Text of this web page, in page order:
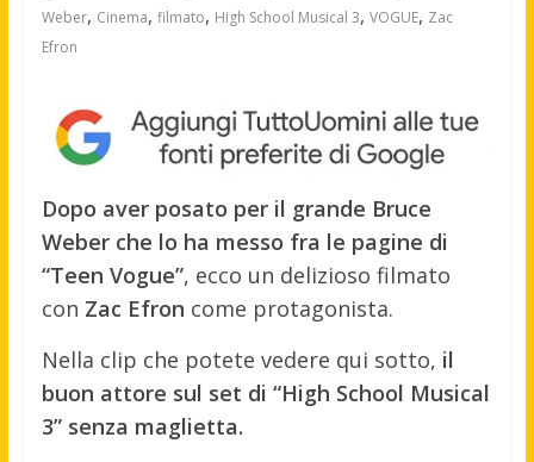
Weber, Cinema, filmato, High School Musical 3, VOGUE, Zac
Efron
Dopo aver posato per il grande Bruce
Weber che lo ha messo fra le pagine di
“Teen Vogue”, ecco un delizioso filmato
con Zac Efron come protagonista.
Nella clip che potete vedere qui sotto, il
buon attore sul set di “High School Musical
3” senza maglietta.